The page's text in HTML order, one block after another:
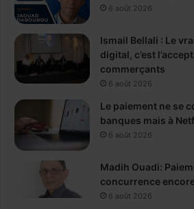
6 août 2026
Ismail Bellali : Le
digital, c’est
commerçants
6 août 2026
Le paiement ne se
banques mais à
6 août 2026
Madih Ouadi:
concurrence
6 août 2026